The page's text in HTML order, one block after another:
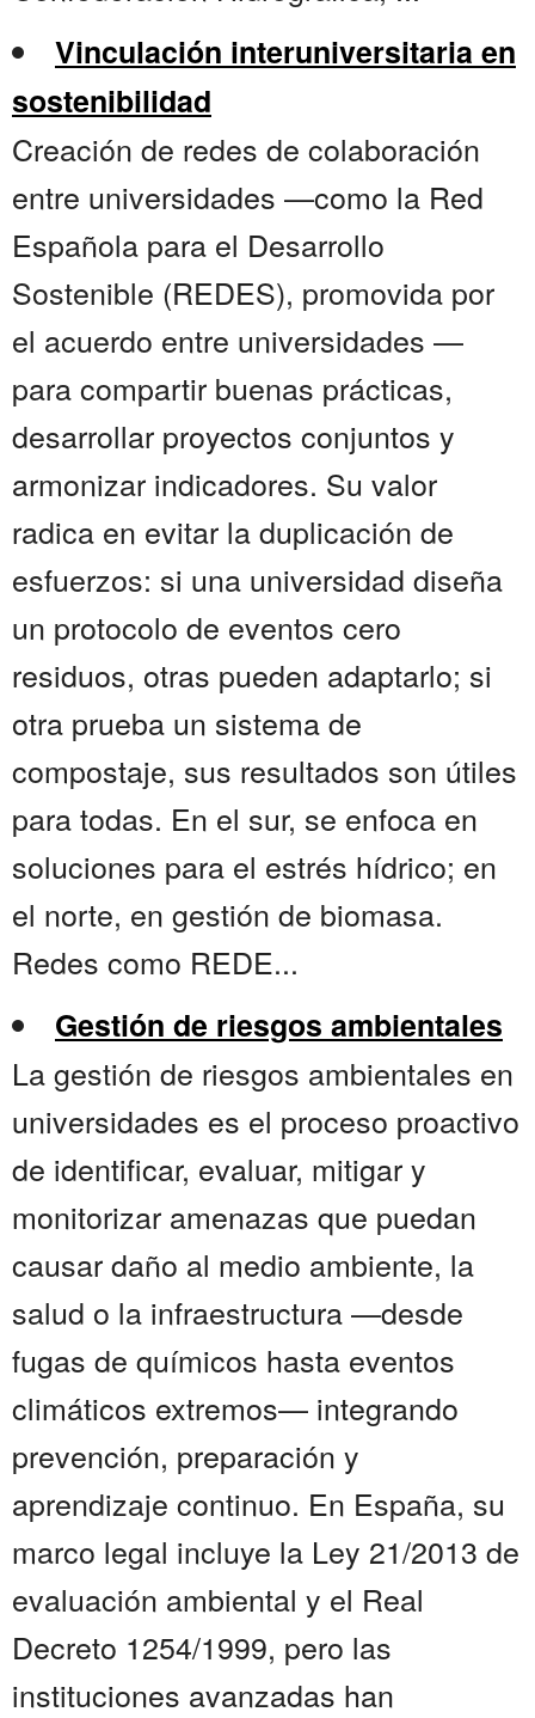
Vinculación interuniversitaria en
sostenibilidad
Creación de redes de colaboración
entre universidades —como la Red
Española para el Desarrollo
Sostenible (REDES), promovida por
el acuerdo entre universidades —
para compartir buenas prácticas,
desarrollar proyectos conjuntos y
armonizar indicadores. Su valor
radica en evitar la duplicación de
esfuerzos: si una universidad diseña
un protocolo de eventos cero
residuos, otras pueden adaptarlo; si
otra prueba un sistema de
compostaje, sus resultados son útiles
para todas. En el sur, se enfoca en
soluciones para el estrés hídrico; en
el norte, en gestión de biomasa.
Redes como REDE...
Gestión de riesgos ambientales
La gestión de riesgos ambientales en
universidades es el proceso proactivo
de identificar, evaluar, mitigar y
monitorizar amenazas que puedan
causar daño al medio ambiente, la
salud o la infraestructura —desde
fugas de químicos hasta eventos
climáticos extremos— integrando
prevención, preparación y
aprendizaje continuo. En España, su
marco legal incluye la Ley 21/2013 de
evaluación ambiental y el Real
Decreto 1254/1999, pero las
instituciones avanzadas han